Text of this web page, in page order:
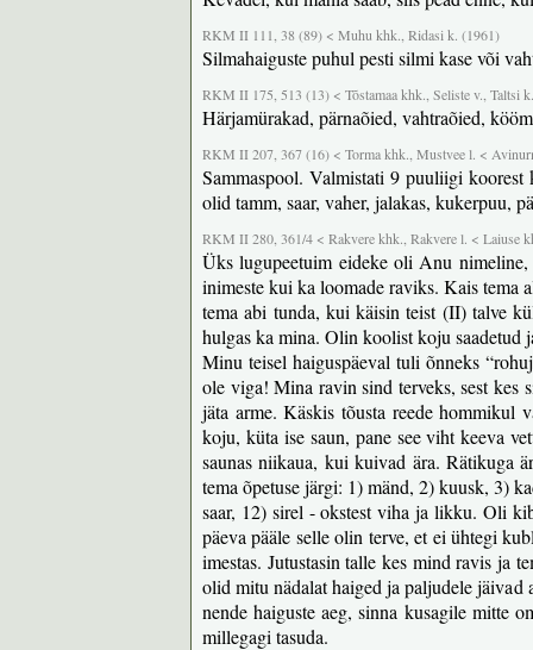
RKM II 111, 38 (89) < Muhu khk., Ridasi k. (1961)
Silmahaiguste puhul pesti silmi kase või
RKM II 175, 513 (13) < Tõstamaa khk., Seliste v.,
Härjamürakad, pärnaõied, vahtraõied,
RKM II 207, 367 (16) < Torma khk., Mustvee l. <
Sammaspool. Valmistati 9 puuliigi
olid tamm, saar, vaher, jalakas, kukerpuu,
RKM II 280, 361/4 < Rakvere khk., Rakvere l. < Laiuse
Üks lugupeetuim eideke oli Anu
inimeste kui ka loomade raviks. Kais tema
tema abi tunda, kui käisin teist (II) talve
hulgas ka mina. Olin koolist koju saadetud
Minu teisel haiguspäeval tuli õnneks
ole viga! Mina ravin sind terveks, sest kes
jäta arme. Käskis tõusta reede hommikul
koju, küta ise saun, pane see viht keeva
saunas niikaua, kui kuivad ära. Rätikuga
tema õpetuse järgi: 1) mänd, 2) kuusk, 3)
saar, 12) sirel - okstest viha ja likku. Oli
päeva pääle selle olin terve, et ei ühtegi
imestas. Jutustasin talle kes mind ravis ja
olid mitu nädalat haiged ja paljudele jäivad
nende haiguste aeg, sinna kusagile mitte
millegagi tasuda.